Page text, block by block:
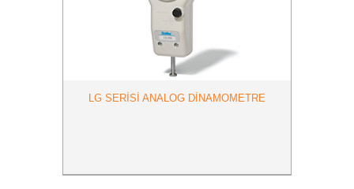
LG SERİSİ ANALOG DİNAMOMETRE